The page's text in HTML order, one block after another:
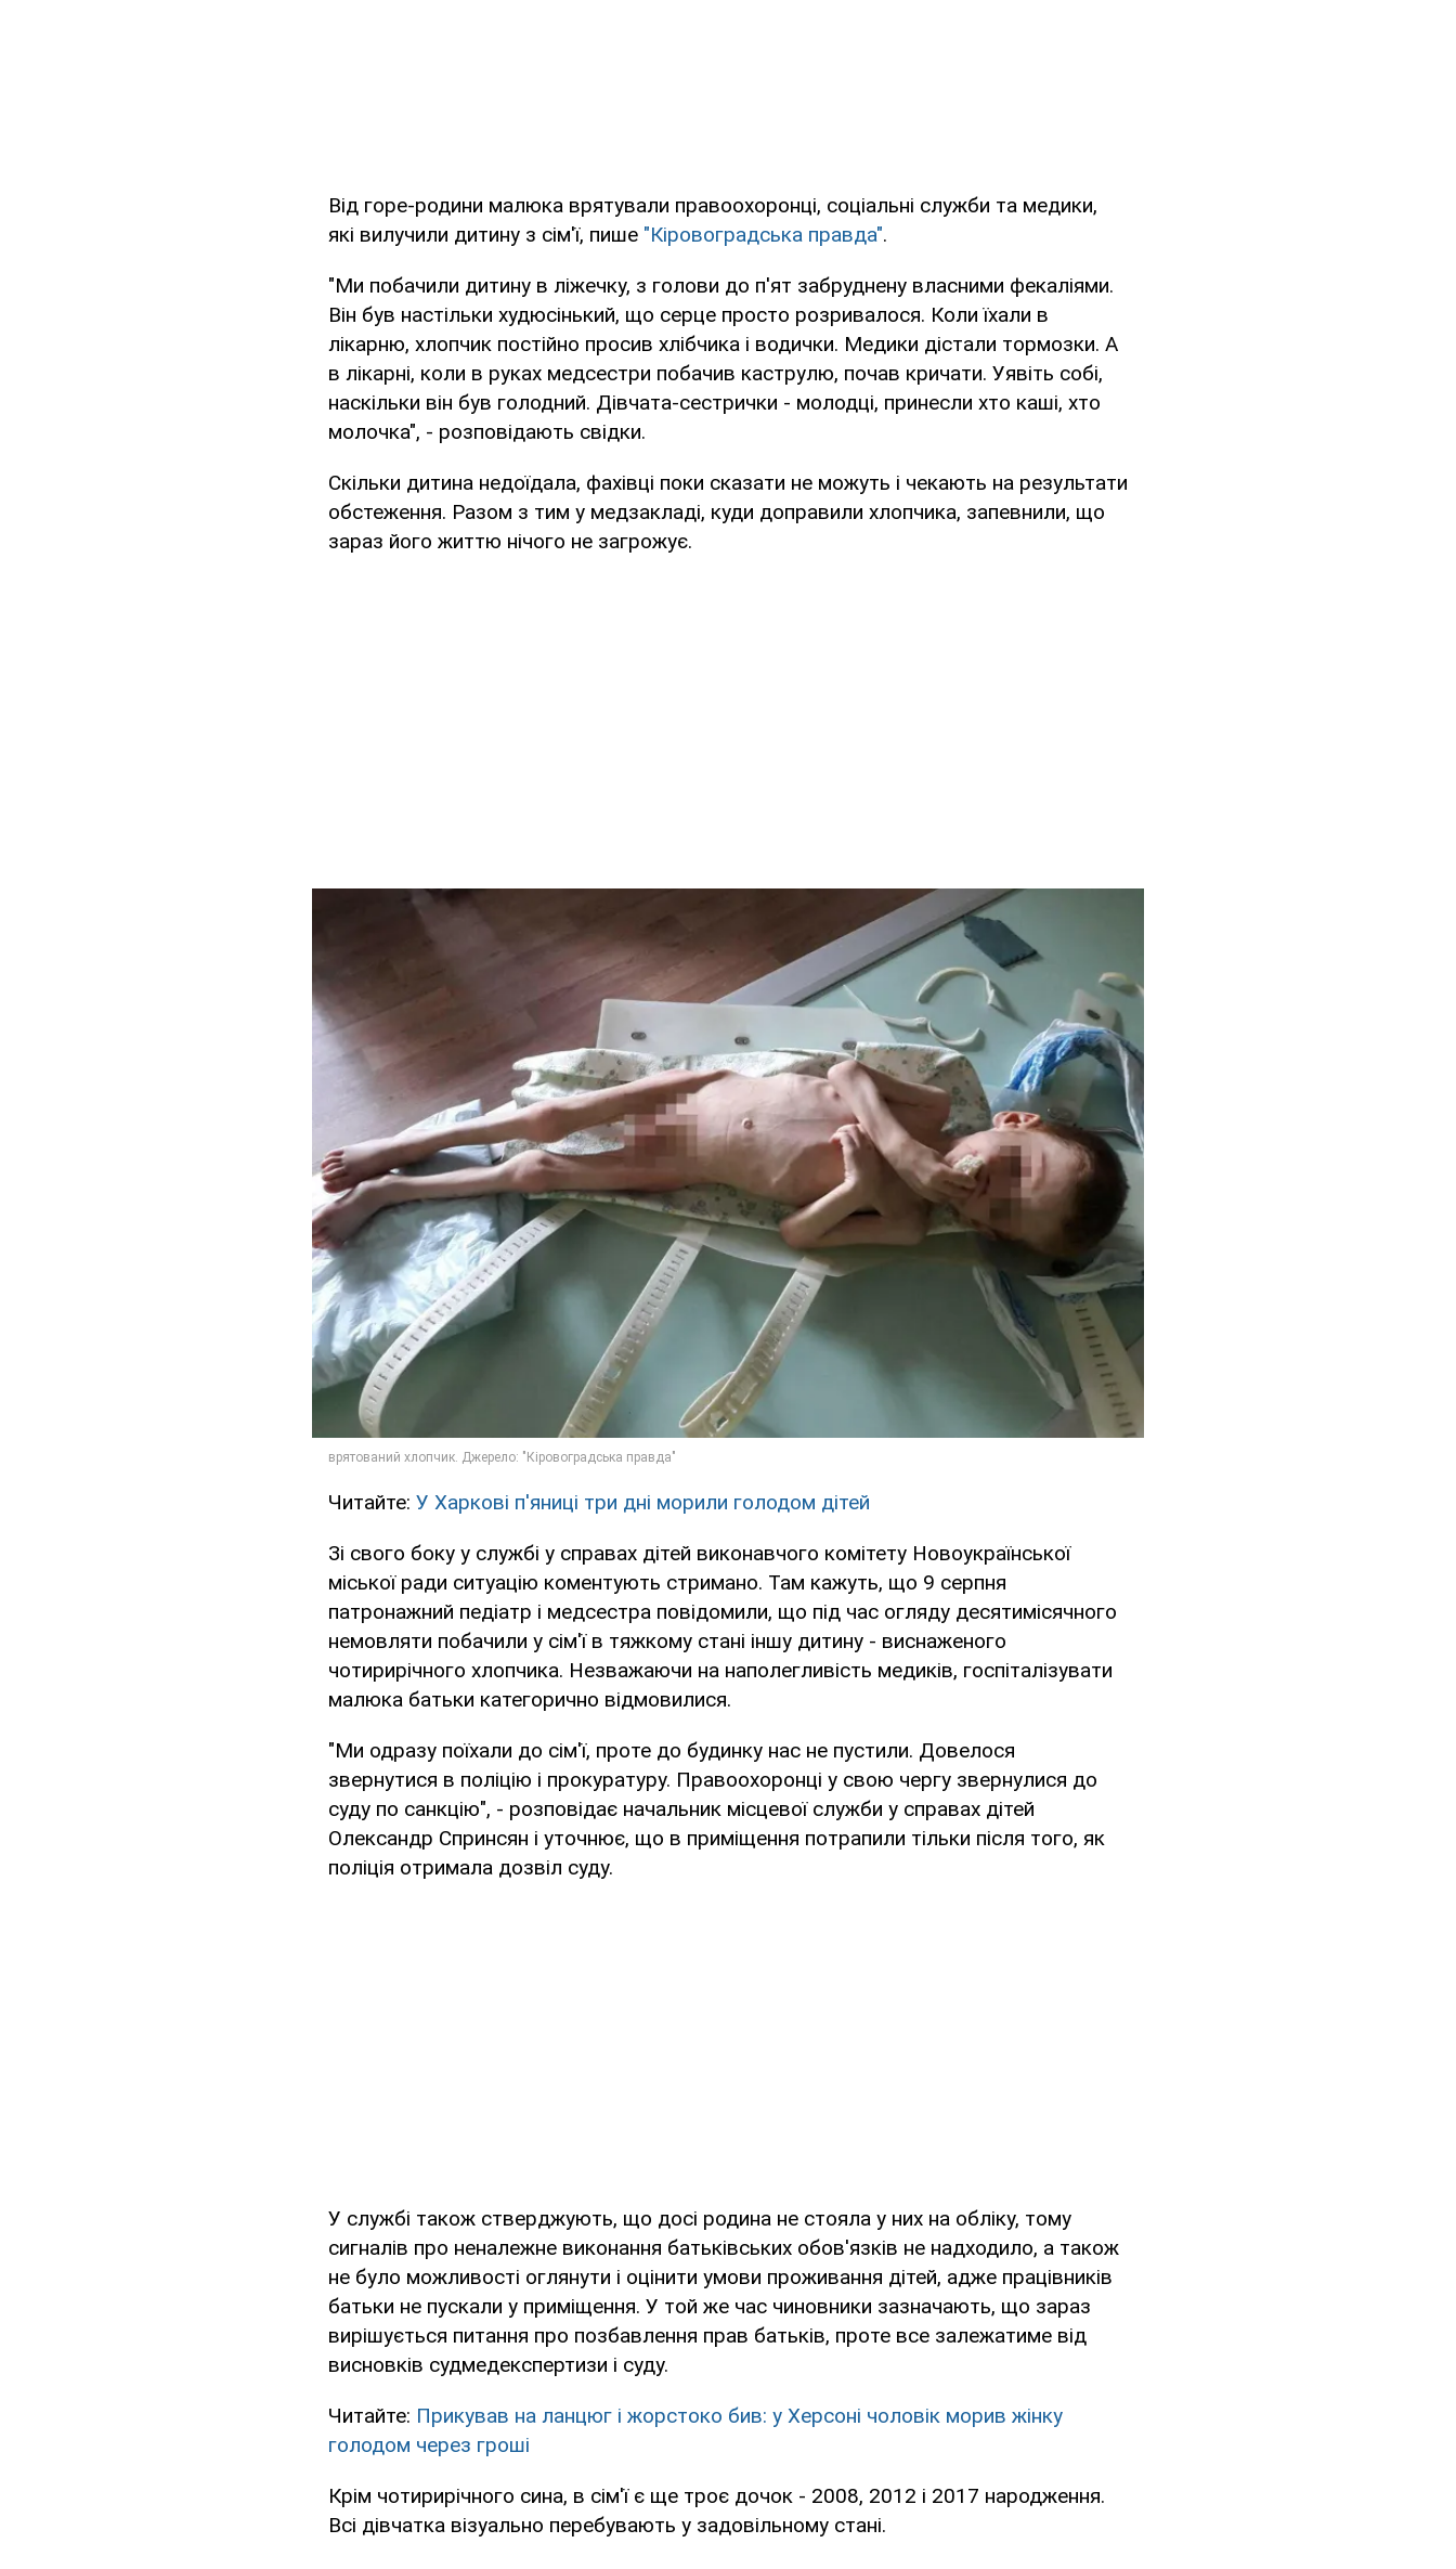
Від горе-родини малюка врятували правоохоронці, соціальні служби та медики,
які вилучили дитину з сім'ї, пише "Кіровоградська правда".
"Ми побачили дитину в ліжечку, з голови до п'ят забруднену власними фекаліями.
Він був настільки худюсінький, що серце просто розривалося. Коли їхали в
лікарню, хлопчик постійно просив хлібчика і водички. Медики дістали тормозки. А
в лікарні, коли в руках медсестри побачив каструлю, почав кричати. ​​Уявіть собі,
наскільки він був голодний. Дівчата-сестрички - молодці, принесли хто каші, хто
молочка", - розповідають свідки.
Скільки дитина недоїдала, фахівці поки сказати не можуть і чекають на результати
обстеження. Разом з тим у медзакладі, куди доправили хлопчика, запевнили, що
зараз його життю нічого не загрожує.
Читайте: У Харкові п'яниці три дні морили голодом дітей
Зі свого боку у службі у справах дітей виконавчого комітету Новоукраїнської
міської ради ситуацію коментують стримано. Там кажуть, що 9 серпня
патронажний педіатр і медсестра повідомили, що під час огляду десятимісячного
немовляти побачили у сім'ї в тяжкому стані іншу дитину - виснаженого
чотирирічного хлопчика. Незважаючи на наполегливість медиків, госпіталізувати
малюка батьки категорично відмовилися.
"Ми одразу поїхали до сім'ї, проте до будинку нас не пустили. Довелося
звернутися в поліцію і прокуратуру. Правоохоронці у свою чергу звернулися до
суду по санкцію", - розповідає начальник місцевої служби у справах дітей
Олександр Спринсян і уточнює, що в приміщення потрапили тільки після того, як
поліція отримала дозвіл суду.
У службі також стверджують, що досі родина не стояла у них на обліку, тому
сигналів про неналежне виконання батьківських обов'язків не надходило, а також
не було можливості оглянути і оцінити умови проживання дітей, адже працівників
батьки не пускали у приміщення. У той же час чиновники зазначають, що зараз
вирішується питання про позбавлення прав батьків, проте все залежатиме від
висновків судмедекспертизи і суду.
Читайте: Прикував на ланцюг і жорстоко бив: у Херсоні чоловік морив жінку
голодом через гроші
Крім чотирирічного сина, в сім'ї є ще троє дочок - 2008, 2012 і 2017 народження.
Всі дівчатка візуально перебувають у задовільному стані.